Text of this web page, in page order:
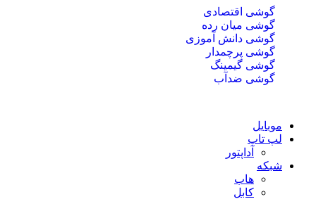
گوشی اقتصادی
گوشی میان رده
گوشی دانش آموزی
گوشی پرچمدار
گوشی گیمینگ
گوشی ضدآب
موبایل
لپ تاپ
آداپتور
شبکه
هاب
کابل